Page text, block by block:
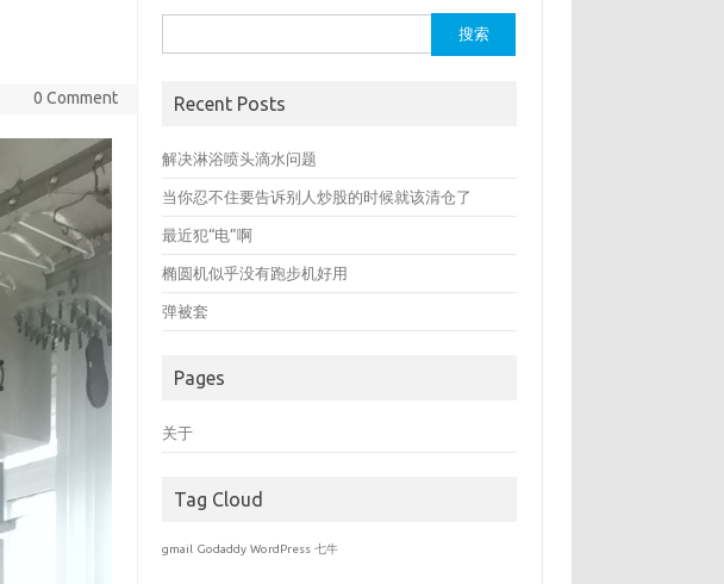
0 Comment
索：
Recent Posts
解决淋浴喷头滴水问题
当你忍不住要告诉别人炒股的时候就该清仓了
最近犯“电”啊
椭圆机似乎没有跑步机好用
弹被套
Pages
关于
Tag Cloud
gmail Godaddy WordPress 七牛